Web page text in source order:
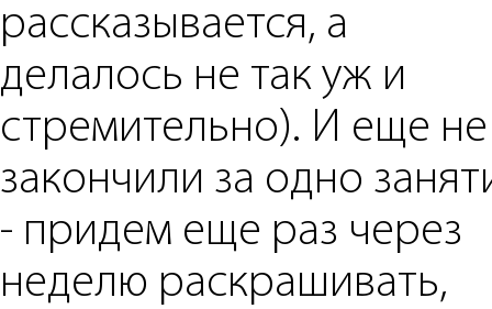
рассказывается, а
делалось не так уж и
стремительно). И еще не
закончили за одно
- придем еще раз через
неделю раскрашивать,